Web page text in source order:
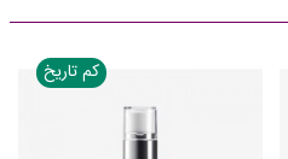
کم تاریخ